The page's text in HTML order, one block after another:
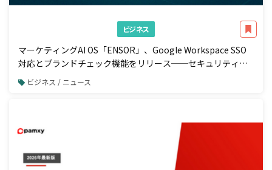
ビジネス
マーケティングAI OS「ENSOR」、Google Workspace SSO
対応とブランドチェック機能をリリース──セキュリティ強
化と広告配信前の自動コンプラ検知を一体で実現
ビジネス / ニュース